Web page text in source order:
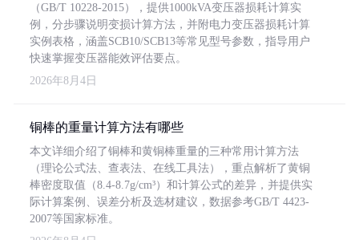
（GB/T 10228-2015），提供1000kVA变压器损耗计算实
例，分步骤说明变损计算方法，并附电力变压器损耗计算
实例表格，涵盖SCB10/SCB13等常见型号参数，指导用户
快速掌握变压器能效评估要点。
2026年8月4日
铜棒的重量计算方法有哪些
本文详细介绍了铜棒和黄铜棒重量的三种常用计算方法
（理论公式法、查表法、在线工具法），重点解析了黄铜
棒密度取值（8.4-8.7g/cm³）和计算公式的差异，并提供实
际计算案例、误差分析及选材建议，数据参考GB/T 4423-
2007等国家标准。